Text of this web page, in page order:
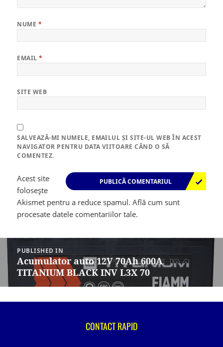
NUME *
EMAIL*
SITE WEB
SALVEAZĂ-MI NUMELE, EMAILUL ȘI SITE-UL WEB ÎN ACEST
NAVIGATOR PENTRU DATA VIITOARE CÂND O SĂ
COMENTEZ.
Acest site
folosește
Akismet pentru a reduce spamul.Află cum sunt
procesate datele comentariilor tale.
Navigare
articole
PUBLISHED IN
Acumulator auto 12V 70Ah 600A
TITANIUM BLACK INV L3X 70
CONTACT RAPID